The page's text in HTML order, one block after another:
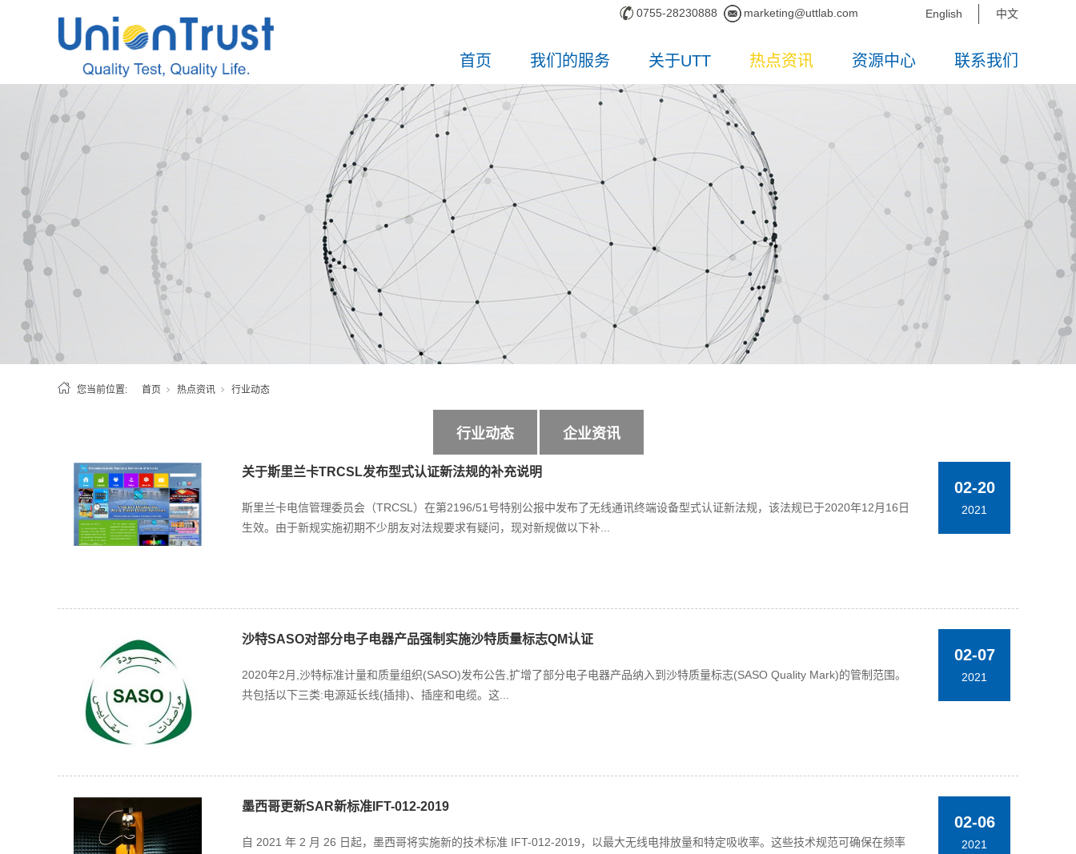
0755-28230888 marketing@uttlab.com English 中文
首页 我们的服务 关于UTT 热点资讯 资源中心 联系我们
您当前位置: 首页 热点资讯 行业动态
行业动态 企业资讯
关于斯里兰卡TRCSL发布型式认证新法规的补充说明
斯里兰卡电信管理委员会（TRCSL）在第2196/51号特别公报中发布了无线通讯终端设备型式认证新法规，该法规已于2020年12月16日
生效。由于新规实施初期不少朋友对法规要求有疑问，现对新规做以下补...
02-20
2021
沙特SASO对部分电子电器产品强制实施沙特质量标志QM认证
2020年2月,沙特标准计量和质量组织(SASO)发布公告,扩增了部分电子电器产品纳入到沙特质量标志(SASO Quality Mark)的管制范围。
共包括以下三类:电源延长线(插排)、插座和电缆。这...
02-07
2021
墨西哥更新SAR新标准IFT-012-2019
自 2021 年 2 月 26 日起，墨西哥将实施新的技术标准 IFT-012-2019，以最大无线电排放量和特定吸收率。这些技术规范可确保在频率
02-06
2021